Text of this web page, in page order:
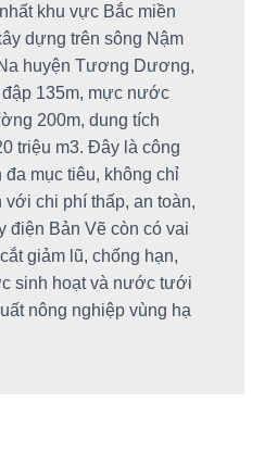
khu vực Bắc miền
dựng trên sông Nậm
huyện Tương Dương,
135m, mực nước
200m, dung tích
triệu m3. Đây là công
đa mục tiêu, không chỉ
với chi phí thấp, an toàn,
điện Bản Vẽ còn có vai
giảm lũ, chống hạn,
sinh hoạt và nước tưới
nông nghiệp vùng hạ